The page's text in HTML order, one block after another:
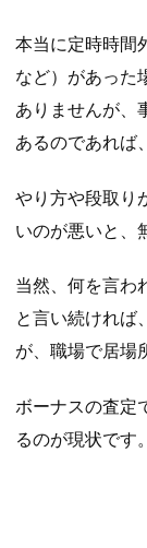
本当に定時時間
など）があった
ありませんが、
あるのであれば、
やり方や段取り
いのが悪いと、
当然、何を言わ
と言い続ければ
が、職場で居場
ボーナスの査定
るのが現状です。